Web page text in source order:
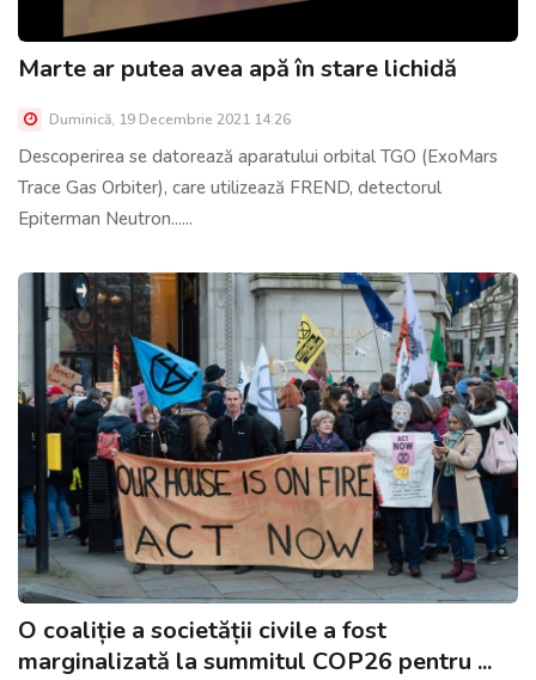
Marte ar putea avea apă în stare lichidă
Duminică, 19 Decembrie 2021 14:26
Descoperirea se datorează aparatului orbital TGO (ExoMars
Trace Gas Orbiter), care utilizează FREND, detectorul
Epiterman Neutron......
O coaliție a societății civile a fost
marginalizată la summitul COP26 pentru ...